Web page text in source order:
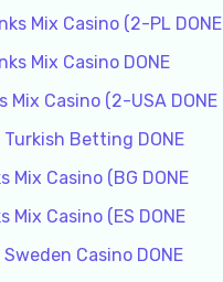
Mix Casino (2-PL DONE
Mix Casino DONE
Mix Casino (2-USA DONE
Turkish Betting DONE
Mix Casino (BG DONE
Mix Casino (ES DONE
Casino DONE